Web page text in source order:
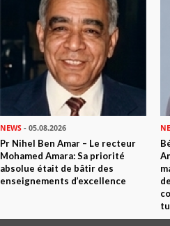
NEWS - 05.08.2026
Pr Nihel Ben Amar – Le recteur
Mohamed Amara: Sa priorité
absolue était de bâtir des
enseignements d’excellence